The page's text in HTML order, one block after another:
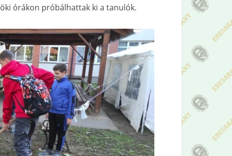
órákon próbálhattak ki a tanulók.